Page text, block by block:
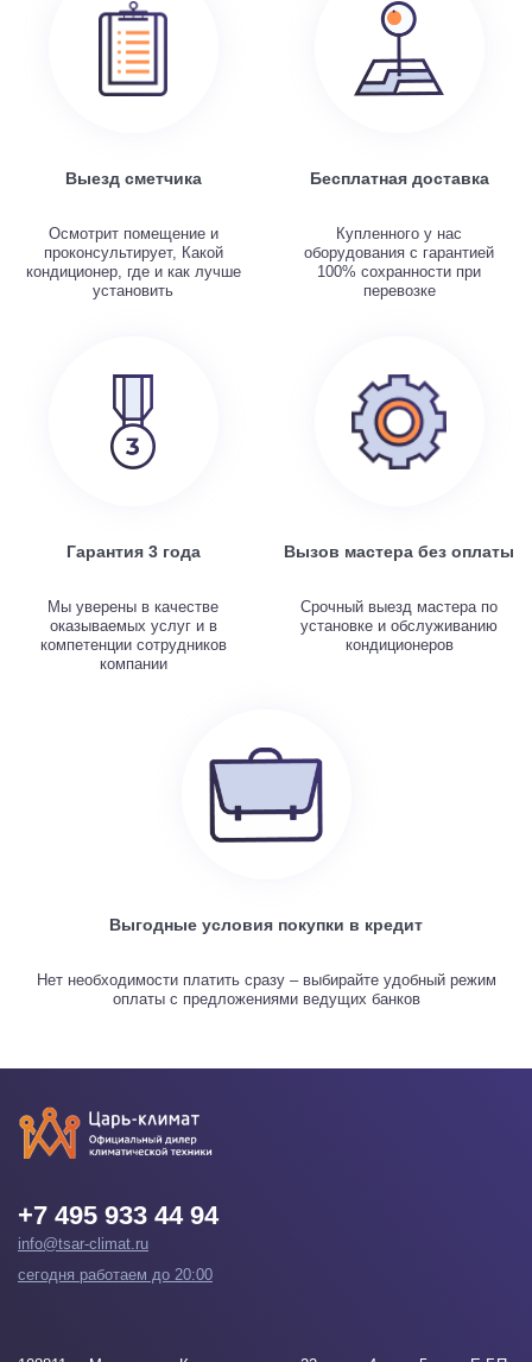
Выезд сметчика
Осмотрит помещение и
проконсультирует, Какой
кондиционер, где и как лучше
установить
Бесплатная доставка
Купленного у нас
оборудования с гарантией
100% сохранности при
перевозке
Гарантия 3 года
Мы уверены в качестве
оказываемых услуг и в
компетенции сотрудников
компании
Вызов мастера без оплаты
Срочный выезд мастера по
установке и обслуживанию
кондиционеров
Выгодные условия покупки в кредит
Нет необходимости платить сразу – выбирайте удобный режим
оплаты с предложениями ведущих банков
+7 495 933 44 94
info@tsar-climat.ru
сегодня работаем до 20:00